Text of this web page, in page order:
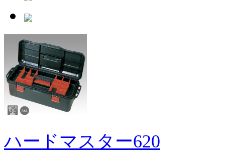
ハードマスター620